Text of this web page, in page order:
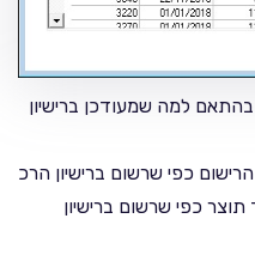
למה שמעודכן ברישיון
כפי שרשום ברישיון הרכ
כפי שרשום ברישיון